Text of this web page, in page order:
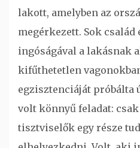
lakott, amelyben az
megérkezett. Sok
ingóságával a lakásnak
kifűthetetlen
egzisztenciáját próbálta
volt könnyű feladat:
tisztviselők egy része